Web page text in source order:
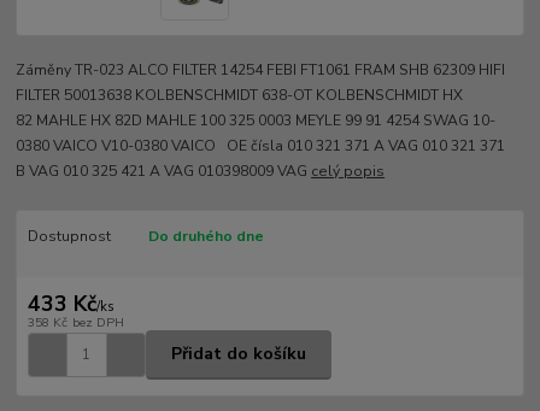
Záměny TR-023 ALCO FILTER 14254 FEBI FT1061 FRAM SHB 62309 HIFI
FILTER 50013638 KOLBENSCHMIDT 638-OT KOLBENSCHMIDT HX
82 MAHLE HX 82D MAHLE 100 325 0003 MEYLE 99 91 4254 SWAG 10-
0380 VAICO V10-0380 VAICO OE čísla 010 321 371 A VAG 010 321 371
B VAG 010 325 421 A VAG 010398009 VAG celý popis
Dostupnost Do druhého dne
433 Kč/ks
358 Kč bez DPH
Přidat do košíku